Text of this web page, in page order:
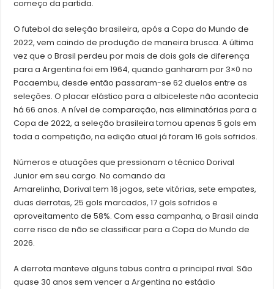
começo da partida.
O futebol da seleção brasileira, após a Copa do Mundo de
2022, vem caindo de produção de maneira brusca. A última
vez que o Brasil perdeu por mais de dois gols de diferença
para a Argentina foi em 1964, quando ganharam por 3×0 no
Pacaembu, desde então passaram-se 62 duelos entre as
seleções. O placar elástico para a albiceleste não acontecia
há 66 anos. A nível de comparação, nas eliminatórias para a
Copa de 2022, a seleção brasileira tomou apenas 5 gols em
toda a competição, na edição atual já foram 16 gols sofridos.
Números e atuações que pressionam o técnico Dorival
Junior em seu cargo. No comando da
Amarelinha, Dorival tem 16 jogos, sete vitórias, sete empates,
duas derrotas, 25 gols marcados, 17 gols sofridos e
aproveitamento de 58%. Com essa campanha, o Brasil ainda
corre risco de não se classificar para a Copa do Mundo de
2026.
A derrota manteve alguns tabus contra a principal rival. São
quase 30 anos sem vencer a Argentina no estádio